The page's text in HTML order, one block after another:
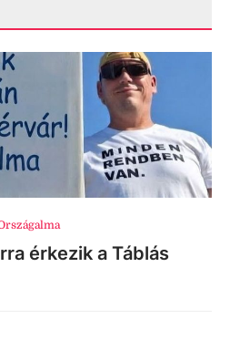
érkezik a Táblás